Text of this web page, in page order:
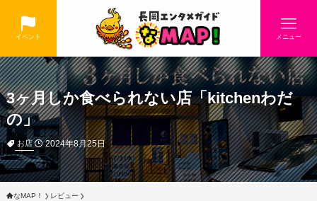
イベント メニュー
3ヶ月しか食べられない店「kitchenわだ
の」
お店 2024年8月25日
なMAP！ レビュー